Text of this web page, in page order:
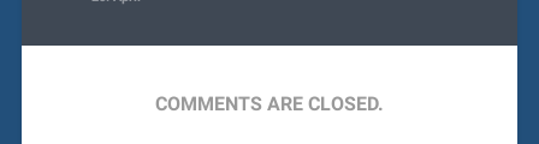
COMMENTS ARE CLOSED.